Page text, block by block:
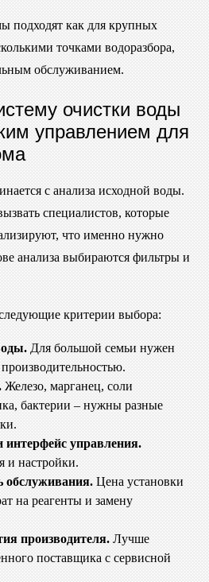
подходят как для крупных
точками водоразбора,
обслуживанием.
очистки воды
управлением для
с анализа исходной воды.
специалистов, которые
что именно нужно
анализа выбираются фильтры и
критерии выбора:
Для большой семьи нужен
Железо, марганец, соли
бактерии – нужны разные
интерфейс управления.
и настройки.
обслуживания. Цена установки
на реагенты и замену
производителя. Лучше
поставщика с сервисной